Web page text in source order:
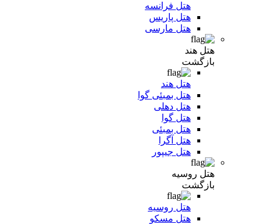
هتل فرانسه
هتل پاریس
هتل مارسی
هتل هند
بازگشت
هتل هند
هتل بمبئی گوا
هتل دهلی
هتل گوا
هتل بمبئی
هتل آگرا
هتل جیپور
هتل روسیه
بازگشت
هتل روسیه
هتل مسکو